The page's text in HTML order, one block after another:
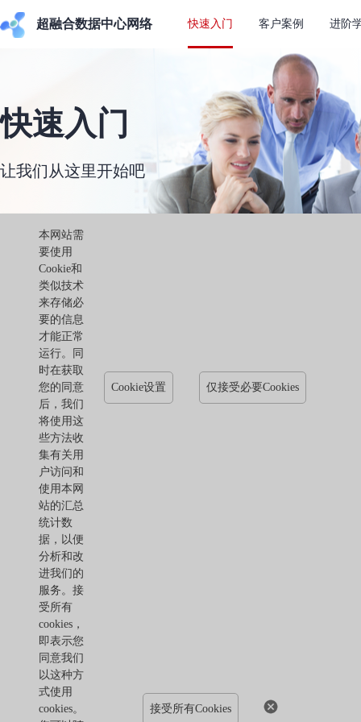
本网站需
要使用
Cookie和
类似技术
来存储必
要的信息
才能正常
运行。同
时在获取
您的同意
后，我们
将使用这
些方法收
集有关用
户访问和
使用本网
站的汇总
统计数
据，以便
分析和改
进我们的
服务。接
受所有
cookies，
即表示您
同意我们
以这种方
式使用
cookies。
Cookie设置 仅接受必要Cookies
接受所有Cookies
超融合数据中心网络 快速入门 客户案例 进阶
快速入门
让我们从这里开始吧